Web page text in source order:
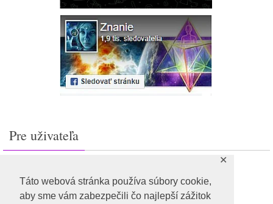
Táto webová stránka používa súbory cookie,
aby sme vám zabezpečili čo najlepší zážitok
✕
Pre uživateľa
Feed záznamov
RSS feed komentárov